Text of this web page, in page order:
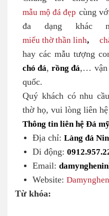
mẫu mộ đá đẹp cùng
đa dạng khác
miếu thờ thần linh,
hay các mẫu tượng
chó đá,rồng đá,… vận
quốc.
Quý khách có nhu
thờ họ, vui lòng liên
Thông tin liên hệ Đá
Địa chỉ: Làng đá
Di động:
Email:
Website:
Từ khóa: